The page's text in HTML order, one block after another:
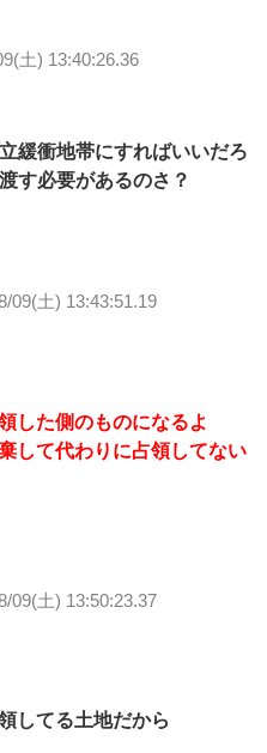
土) 13:40:26.36
緩衝地帯にすればいいだろ
す必要があるのさ？
09(土) 13:43:51.19
した側のものになるよ
して代わりに占領してない
09(土) 13:50:23.37
してる土地だから